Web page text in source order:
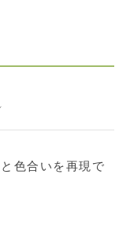
色合いを再現で